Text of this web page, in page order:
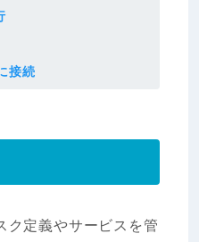
接続
ク定義やサービスを管